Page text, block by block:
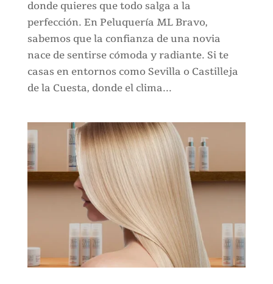
donde quieres que todo salga a la
perfección. En Peluquería ML Bravo,
sabemos que la confianza de una novia
nace de sentirse cómoda y radiante. Si te
casas en entornos como Sevilla o Castilleja
de la Cuesta, donde el clima...